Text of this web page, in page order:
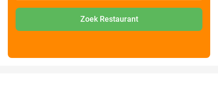
Zoek Restaurant